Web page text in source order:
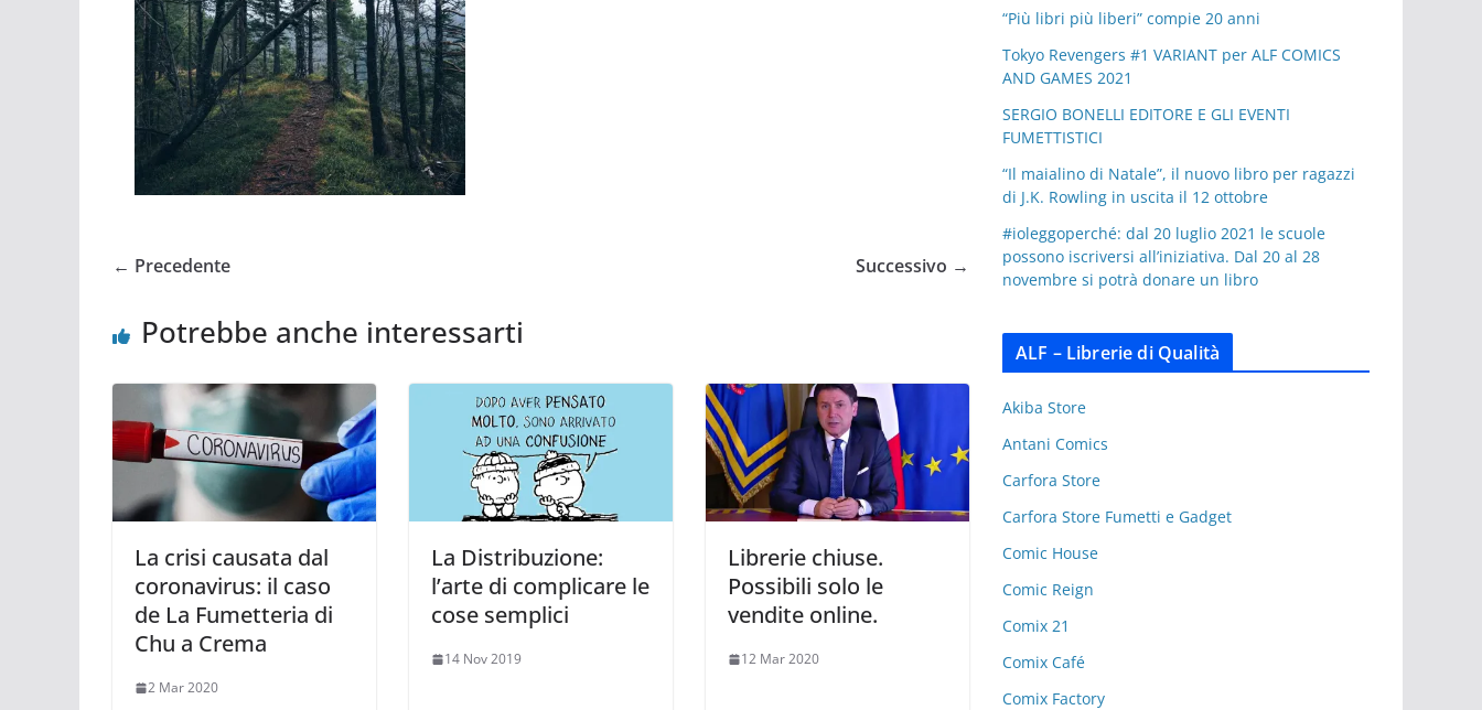
← Precedente Successivo →
Potrebbe anche interessarti
La crisi causata dal
coronavirus: il caso
de La Fumetteria di
Chu a Crema
2 Mar 2020
La Distribuzione:
l’arte di complicare le
cose semplici
14 Nov 2019
Librerie chiuse.
Possibili solo le
vendite online.
12 Mar 2020
“Più libri più liberi” compie 20 anni
Tokyo Revengers #1 VARIANT per ALF COMICS
AND GAMES 2021
SERGIO BONELLI EDITORE E GLI EVENTI
FUMETTISTICI
“Il maialino di Natale”, il nuovo libro per ragazzi
di J.K. Rowling in uscita il 12 ottobre
#ioleggoperché: dal 20 luglio 2021 le scuole
possono iscriversi all’iniziativa. Dal 20 al 28
novembre si potrà donare un libro
ALF – Librerie di Qualità
Akiba Store
Antani Comics
Carfora Store
Carfora Store Fumetti e Gadget
Comic House
Comic Reign
Comix 21
Comix Café
Comix Factory